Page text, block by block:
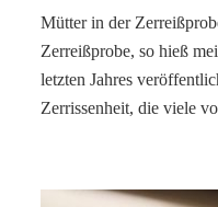
Mütter in der
Zerreißprobe, so hieß
letzten Jahres
Zerrissenheit, die viele